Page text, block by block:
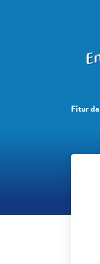
Fitur